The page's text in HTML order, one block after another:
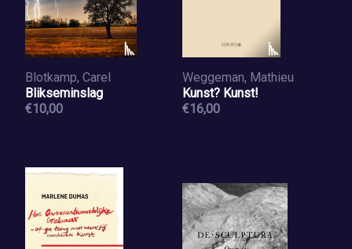
Blotkamp, Carel
Blikseminslag
€10,00
Weggeman, Mathieu
Kunst? Kunst!
€16,00